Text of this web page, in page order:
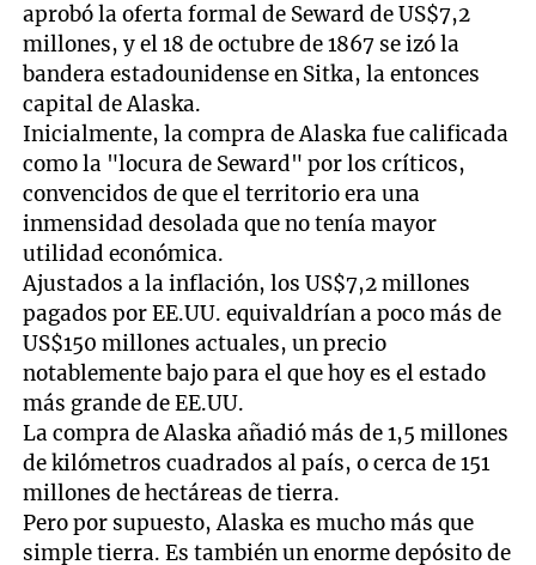
aprobó la oferta formal de Seward de US$7,2
millones, y el 18 de octubre de 1867 se izó la
bandera estadounidense en Sitka, la entonces
capital de Alaska.
Inicialmente, la compra de Alaska fue calificada
como la "locura de Seward" por los críticos,
convencidos de que el territorio era una
inmensidad desolada que no tenía mayor
utilidad económica.
Ajustados a la inflación, los US$7,2 millones
pagados por EE.UU. equivaldrían a poco más de
US$150 millones actuales, un precio
notablemente bajo para el que hoy es el estado
más grande de EE.UU.
La compra de Alaska añadió más de 1,5 millones
de kilómetros cuadrados al país, o cerca de 151
millones de hectáreas de tierra.
Pero por supuesto, Alaska es mucho más que
simple tierra. Es también un enorme depósito de